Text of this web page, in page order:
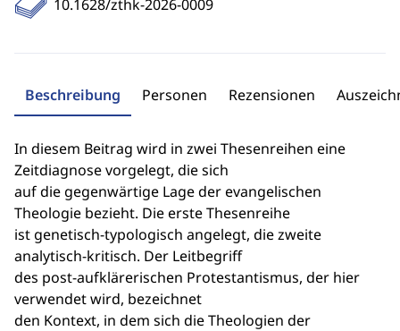
10.1628/zthk-2026-0009
Beschreibung Personen Rezensionen
In diesem Beitrag wird in zwei Thesenreihen eine
Zeitdiagnose vorgelegt, die sich
auf die gegenwärtige Lage der evangelischen
Theologie bezieht. Die erste Thesenreihe
ist genetisch-typologisch angelegt, die zweite
analytisch-kritisch. Der Leitbegriff
des post-aufklärerischen Protestantismus, der hier
verwendet wird, bezeichnet
den Kontext, in dem sich die Theologien der